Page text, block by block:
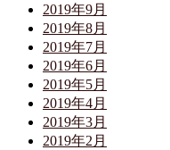
2019年9月
2019年8月
2019年7月
2019年6月
2019年5月
2019年4月
2019年3月
2019年2月